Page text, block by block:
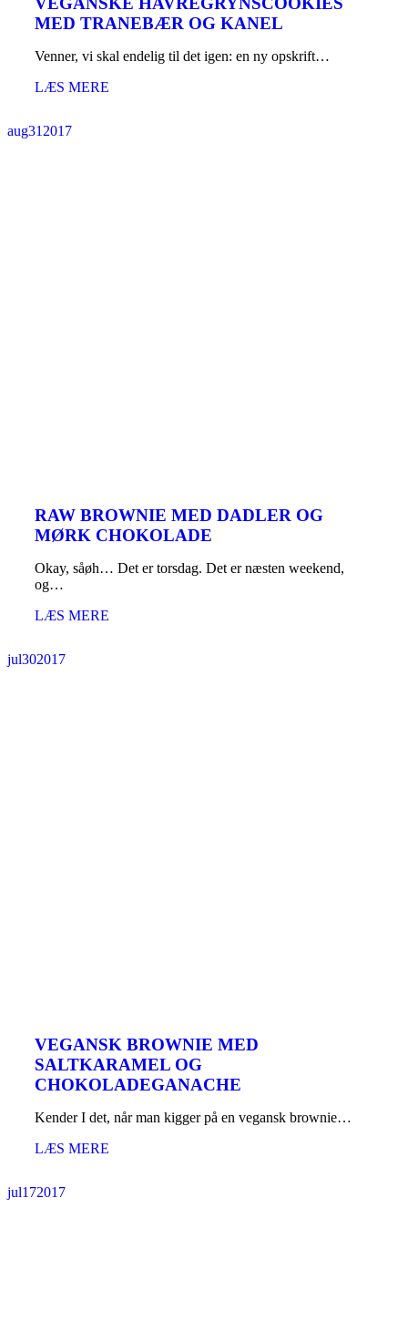
MED TRANEBÆR OG KANEL
Venner, vi skal endelig til det igen: en ny opskrift…
LÆS MERE
aug31 2017
RAW BROWNIE MED DADLER OG
MØRK CHOKOLADE
Okay, såøh… Det er torsdag. Det er næsten weekend,
og…
LÆS MERE
jul302017
VEGANSK BROWNIE MED
SALTKARAMEL OG
CHOKOLADEGANACHE
Kender I det, når man kigger på en vegansk brownie…
LÆS MERE
jul172017